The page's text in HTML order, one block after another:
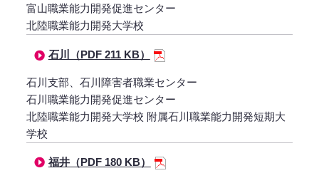
富山職業能力開発促進センター
北陸職業能力開発大学校
石川（PDF 211 KB）
石川支部、石川障害者職業センター
石川職業能力開発促進センター
北陸職業能力開発大学校 附属石川職業能力開発短期大
学校
福井（PDF 180 KB）